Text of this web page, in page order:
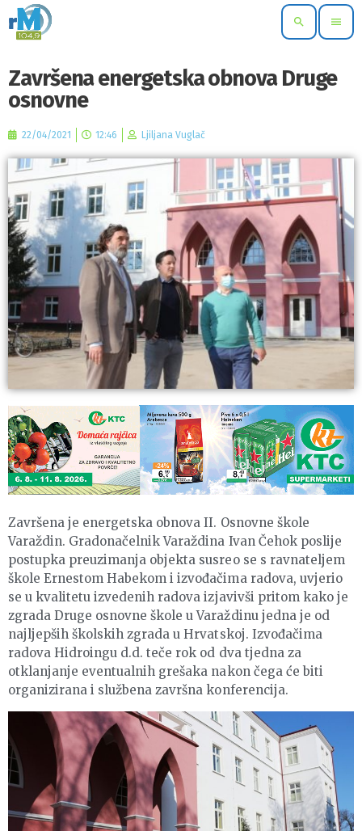
search menu
Završena energetska obnova Druge
osnovne
22/04/2021 12:46 Ljiljana Vuglač
Završena je energetska obnova II. Osnovne škole
Varaždin. Gradonačelnik Varaždina Ivan Čehok poslije
postupka preuzimanja objekta susreo se s ravnateljem
škole Ernestom Habekom i izvođačima radova, uvjerio
se u kvalitetu izvedenih radova izjavivši pritom kako je
zgrada Druge osnovne škole u Varaždinu jedna je od
najljepših školskih zgrada u Hrvatskoj. Izvođačima
radova Hidroingu d.d. teče rok od dva tjedna za
otklanjanje eventualnih grešaka nakon čega će biti
organizirana i službena završna konferencija.